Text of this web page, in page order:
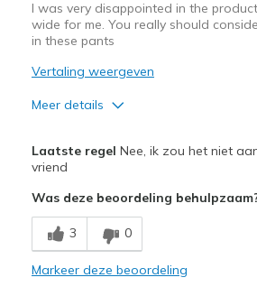
I was very disappointed in the
wide for me. You really should
in these pants
Vertaling weergeven
Meer details
Fabric was way too thin
Width
Feels too wide
Sizing
Laatste regel Nee, ik zou het niet
vriend
Was deze beoordeling
3 0
Markeer deze beoordeling